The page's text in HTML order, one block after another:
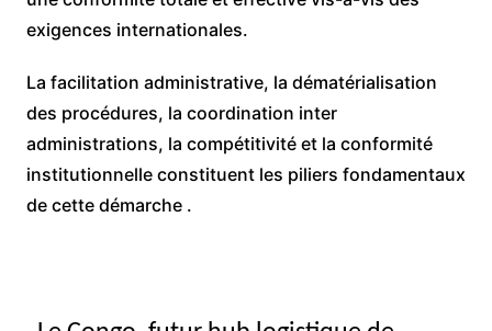
exigences internationales.
​La facilitation administrative, la dématérialisation
des procédures, la coordination inter
administrations, la compétitivité et la conformité
institutionnelle constituent les piliers fondamentaux
de cette démarche .